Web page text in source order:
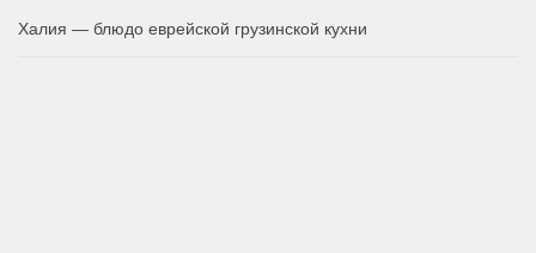
Халия — блюдо еврейской грузинской кухни